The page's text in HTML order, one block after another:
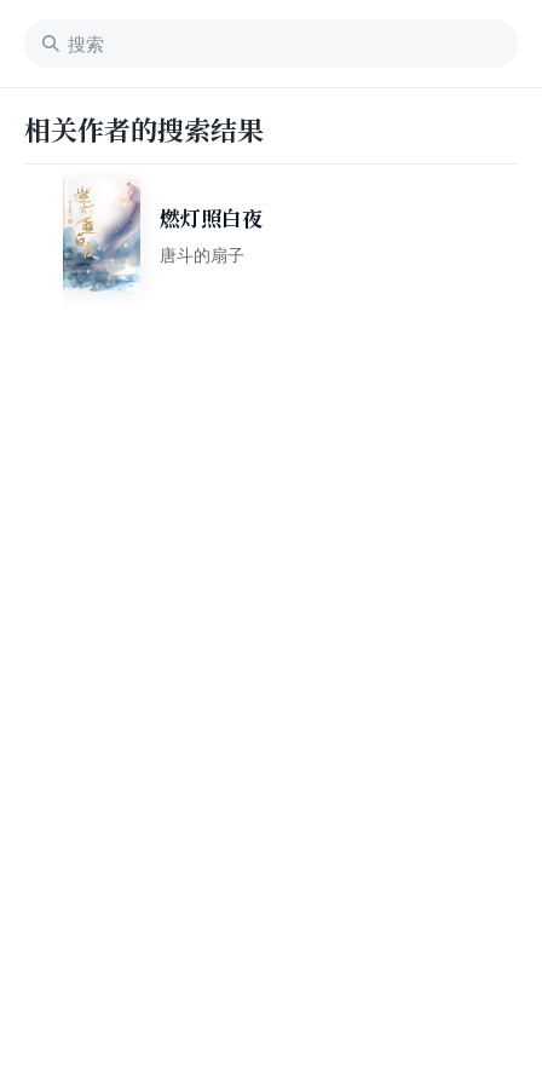
相关作者的搜索结果
燃灯照白夜
唐斗的扇子